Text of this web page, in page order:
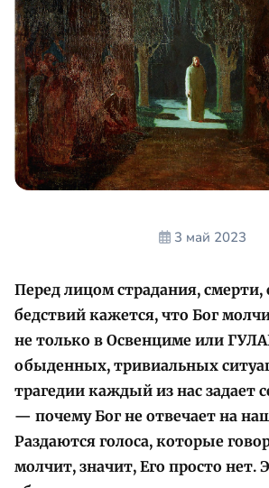
3 май 2023
Перед лицом страдания,
бедствий кажется, что Бог
не только в Освенциме или
обыденных, тривиальных
трагедии каждый из нас задает
— почему Бог не отвечает на
Раздаются голоса, которые
молчит, значит, Его просто нет.